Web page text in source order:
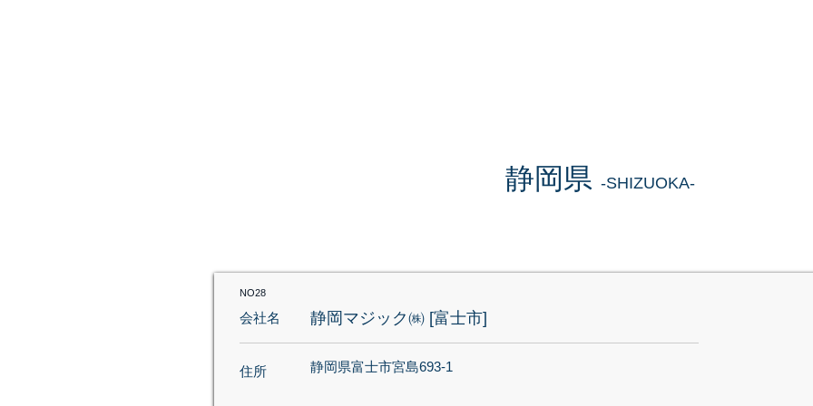
​静岡県 -SHIZUOKA-
NO28
会社名 静岡マジック㈱ [富士市]
住所 静岡県富士市宮島693-1